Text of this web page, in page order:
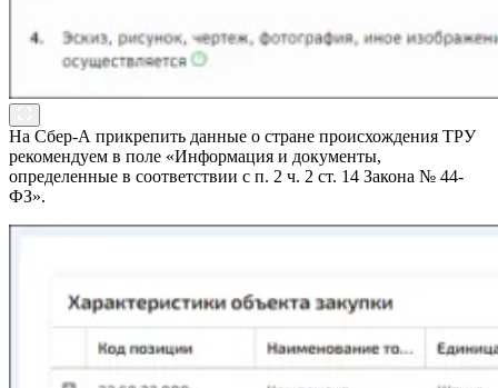
На Сбер-А прикрепить данные о стране происхождения ТРУ
рекомендуем в поле «Информация и документы,
определенные в соответствии с п. 2 ч. 2 ст. 14 Закона № 44-
ФЗ».